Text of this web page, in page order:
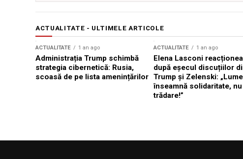
ACTUALITATE - ULTIMELE ARTICOLE
ACTUALITATE 1 an ago
Administrația Trump schimbă
strategia cibernetică: Rusia,
scoasă de pe lista amenințărilor
ACTUALITATE 1 an ago
Elena Lasconi
după eșecul discuțiilor
Trump și Zelenski:
înseamnă solidaritate, nu
trădare!”